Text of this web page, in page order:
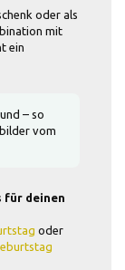
oder als
mit
ein
– so
vom
für deinen
oder